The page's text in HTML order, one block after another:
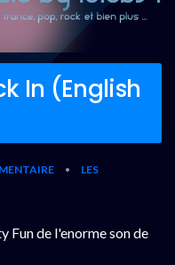
In (English
•
LES
Fun de l'enorme son de